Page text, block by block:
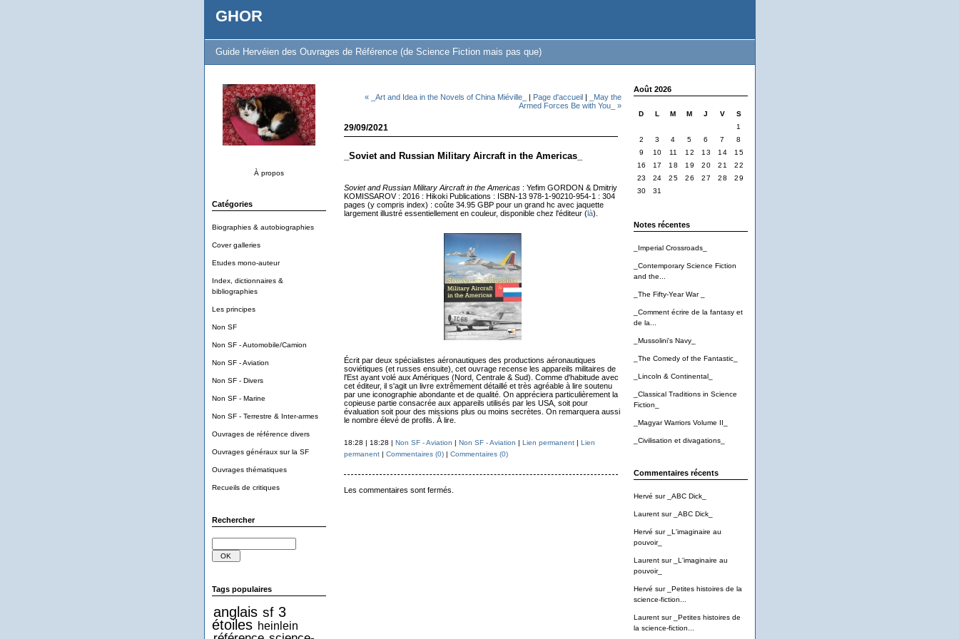
GHOR
Guide Hervéien des Ouvrages de Référence (de Science Fiction mais pas que)
À propos
Catégories
Biographies & autobiographies
Cover galleries
Etudes mono-auteur
Index, dictionnaires &
bibliographies
Les principes
Non SF
Non SF - Automobile/Camion
Non SF - Aviation
Non SF - Divers
Non SF - Marine
Non SF - Terrestre & Inter-armes
Ouvrages de référence divers
Ouvrages généraux sur la SF
Ouvrages thématiques
Recueils de critiques
Rechercher
Tags populaires
anglais sf 3
étoiles heinlein
Août 2026
D L M M J V
S
1
2
3 4 5 6 7
8
9
10 11 12 13 14
15
16
17 18 19 20 21
22
23
24 25 26 27 28
29
30
31
Notes récentes
_Imperial Crossroads_
_Contemporary Science Fiction
and the...
_The Fifty-Year War _
_Comment écrire de la fantasy et
de la...
_Mussolini's Navy_
_The Comedy of the Fantastic_
_Lincoln & Continental_
_Classical Traditions in Science
Fiction_
_Magyar Warriors Volume II_
_Civilisation et divagations_
Commentaires récents
Hervé sur _ABC Dick_
Laurentsur _ABC Dick_
Hervé sur
_L'imaginaire au
pouvoir_
Laurentsur
_L'imaginaire au
pouvoir_
Hervé sur
_Petites histoires de la
science-fiction...
Laurentsur
_Petites histoires de
la science-fiction...
« _Art and Idea in the Novels of China Miéville_ | Page d'accueil|
_May the
Armed Forces Be with You_ »
29/09/2021
_Soviet and Russian Military Aircraft in the Americas_
Soviet and Russian Military Aircraft in the Americas: Yefim GORDON & Dmitriy
KOMISSAROV : 2016 : Hikoki Publications : ISBN-13 978-1-90210-954-1 : 304
pages (y compris index) : coûte 34.95 GBP pour un grand hc avec jaquette
largement illustré essentiellement en couleur, disponible chez l'éditeur (là).
Écrit par deux spécialistes aéronautiques des productions aéronautiques
soviétiques (et russes ensuite), cet ouvrage recense les appareils militaires de
l'Est ayant volé aux Amériques (Nord, Centrale & Sud). Comme d'habitude avec
cet éditeur, il s'agit un livre extrêmement détaillé et très agréable à lire soutenu
par une iconographie abondante et de qualité. On appréciera particulièrement la
copieuse partie consacrée aux appareils utilisés par les USA, soit pour
évaluation soit pour des missions plus ou moins secrètes. On remarquera aussi
le nombre élevé de profils. À lire.
18:28 | 18:28 | Non SF - Aviation | Non SF - Aviation | Lien permanent| Lien
permanent| Commentaires (0)| Commentaires (0)
Les commentaires sont fermés.